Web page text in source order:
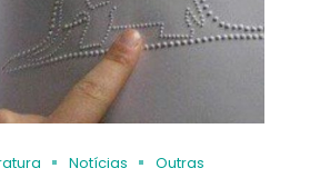
Notícias Outras